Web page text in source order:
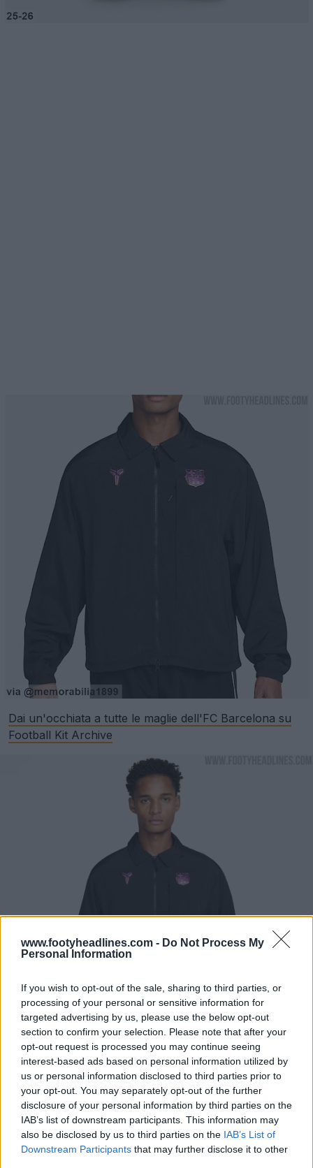
www.footyheadlines.com - Do Not Process My
Personal Information
If you wish to opt-out of the sale, sharing to third parties, or
processing of your personal or sensitive information for
targeted advertising by us, please use the below opt-out
section to confirm your selection. Please note that after your
opt-out request is processed you may continue seeing
interest-based ads based on personal information utilized by
us or personal information disclosed to third parties prior to
your opt-out. You may separately opt-out of the further
disclosure of your personal information by third parties on the
IAB’s list of downstream participants. This information may
also be disclosed by us to third parties on the IAB’s List of
Downstream Participants that may further disclose it to other
Dai un'occhiata a tutte le maglie dell'FC Barcelona su
Football Kit Archive